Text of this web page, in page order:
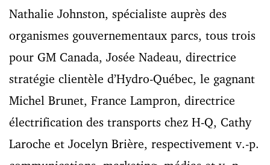
Nathalie Johnston, spécialiste auprès des
organismes gouvernementaux parcs, tous trois
pour GM Canada, Josée Nadeau, directrice
stratégie clientèle d’Hydro-Québec, le gagnant
Michel Brunet, France Lampron, directrice
électrification des transports chez H-Q, Cathy
Laroche et Jocelyn Brière, respectivement v.-p.